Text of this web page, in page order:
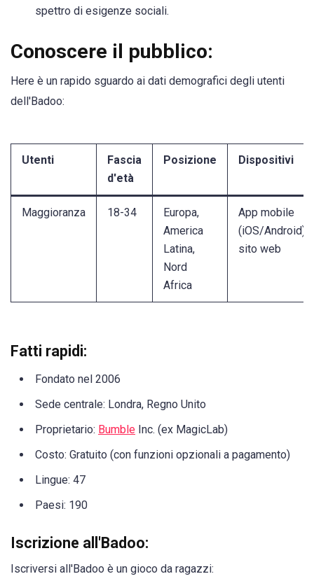
spettro di esigenze sociali.
Conoscere il pubblico:
Here è un rapido sguardo ai dati demografici degli utenti
dell'Badoo:
Utenti
Fascia
d'età
Posizione Dispositivi
Maggioranza 18-34
Europa,
America
Latina,
Nord
Africa
App mobile
(iOS/Android),
sito web
Fatti rapidi:
Fondato nel 2006
Sede centrale: Londra, Regno Unito
Proprietario: Bumble Inc. (ex MagicLab)
Costo: Gratuito (con funzioni opzionali a pagamento)
Lingue: 47
Paesi: 190
Iscrizione all'Badoo:
Iscriversi all'Badoo è un gioco da ragazzi: